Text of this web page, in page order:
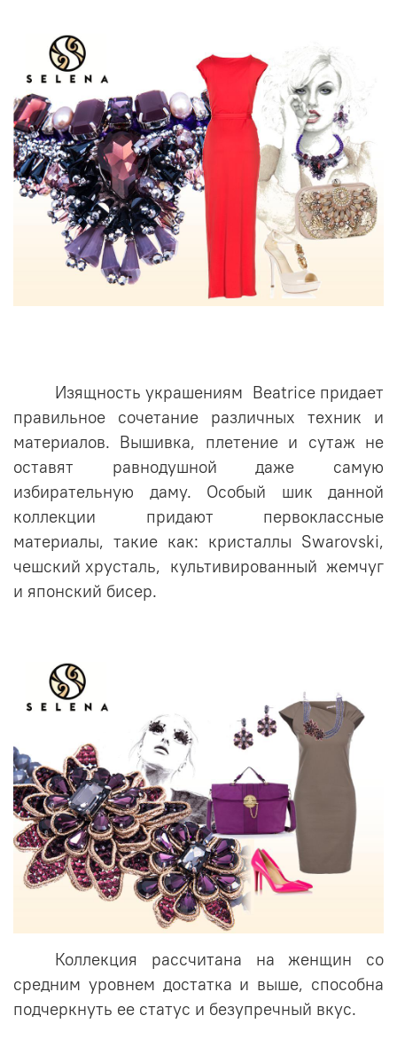
Изящность украшениям Beatrice придает
правильное сочетание различных техник и
материалов. Вышивка, плетение и сутаж не
оставят равнодушной даже самую
избирательную даму. Особый шик данной
коллекции придают первоклассные
материалы, такие как: кристаллы Swarovski,
чешский хрусталь, культивированный жемчуг
и японский бисер.
Коллекция рассчитана на женщин со
средним уровнем достатка и выше, способна
подчеркнуть ее статус и безупречный вкус.